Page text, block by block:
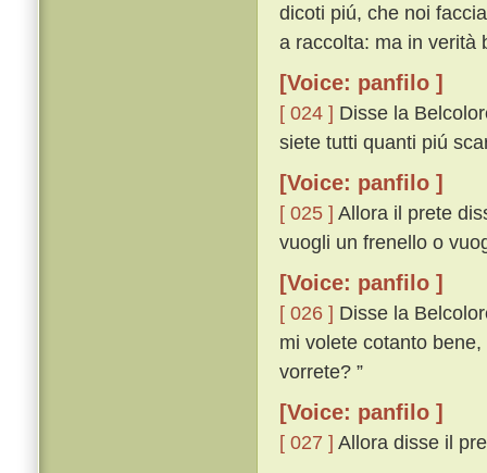
dicoti piú, che noi
a raccolta: ma in verità
[Voice: panfilo ]
[ 024 ] Disse la
siete tutti quanti piú
[Voice: panfilo ]
[ 025 ] Allora il prete
vuogli un frenello o
[Voice: panfilo ]
[ 026 ] Disse la
mi volete cotanto
vorrete? ”
[Voice: panfilo ]
[ 027 ] Allora disse il